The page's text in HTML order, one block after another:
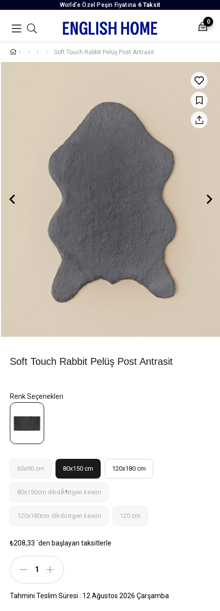
World’e Özel Peşin Fiyatına 6 Taksit
0
Soft Touch Rabbit Pelüş Post Antrasit
Soft Touch Rabbit Pelüş Post Antrasit
60x90 cm 80x150 cm 120x180 cm
80x150cm dikdÃ¶rtgen kesim
120x180cm dikdörtgen kesim 120 cm
₺208,33 `den başlayan taksitlerle
Tahmini Teslim Süresi : 12 Ağustos 2026 Çarşamba